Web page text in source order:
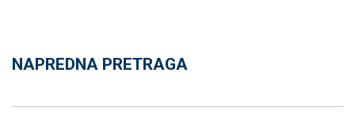
NAPREDNA PRETRAGA